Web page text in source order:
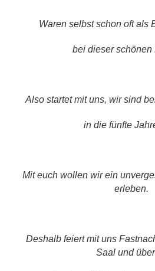
Waren selbst schon oft als
bei dieser schönen
Also startet mit uns, wir sind
in die fünfte
Mit euch wollen wir ein
erleben.
Deshalb feiert mit uns
Saal und